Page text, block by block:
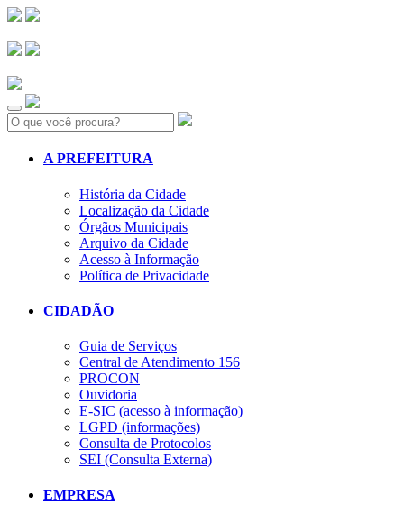
Search:
A PREFEITURA
História da Cidade
Localização da Cidade
Órgãos Municipais
Arquivo da Cidade
Acesso à Informação
Política de Privacidade
CIDADÃO
Guia de Serviços
Central de Atendimento 156
PROCON
Ouvidoria
E-SIC (acesso à informação)
LGPD (informações)
Consulta de Protocolos
SEI (Consulta Externa)
EMPRESA